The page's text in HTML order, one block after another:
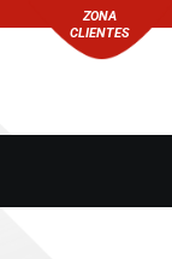
ZONA
CLIENTES